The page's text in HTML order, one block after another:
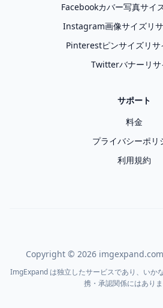
Facebookカバー写真サイ
Instagram画像サイズリ
Pinterestピンサイズリサ
Twitterバナーリサ
サポート
料金
プライバシーポリ
利用規約
Copyright © 2026
ImgExpand は独立したサービスであり、いか
携・承認関係にはありま